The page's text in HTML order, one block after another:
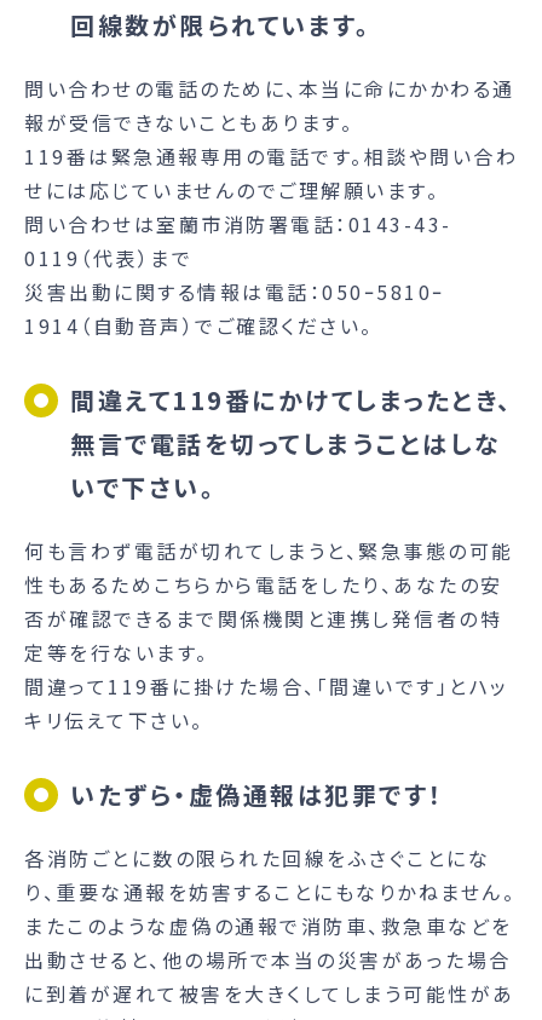
回線数が限られています。
問い合わせの電話のために、本当に命にかかわる通
報が受信できないこともあります。
119番は緊急通報専用の電話です。相談や問い合わ
せには応じていませんのでご理解願います。
問い合わせは室蘭市消防署電話：0143-43-
0119（代表）まで
災害出動に関する情報は電話：050ｰ5810ｰ
1914（自動音声）でご確認ください。
間違えて119番にかけてしまったとき、
無言で電話を切ってしまうことはしな
いで下さい。
何も言わず電話が切れてしまうと、緊急事態の可能
性もあるためこちらから電話をしたり、あなたの安
否が確認できるまで関係機関と連携し発信者の特
定等を行ないます。
間違って119番に掛けた場合、「間違いです」とハッ
キリ伝えて下さい。
いたずら・虚偽通報は犯罪です！
各消防ごとに数の限られた回線をふさぐことにな
り、重要な通報を妨害することにもなりかねません。
またこのような虚偽の通報で消防車、救急車などを
出動させると、他の場所で本当の災害があった場合
に到着が遅れて被害を大きくしてしまう可能性があ